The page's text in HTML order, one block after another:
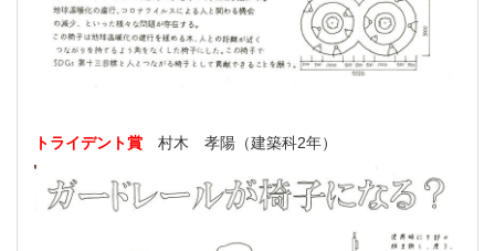
トライデント賞 村木 孝陽（建築科2年）